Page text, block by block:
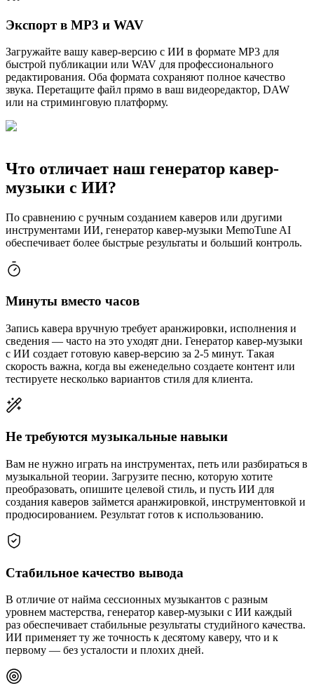
Экспорт в MP3 и WAV
Загружайте вашу кавер-версию с ИИ в формате MP3 для
быстрой публикации или WAV для профессионального
редактирования. Оба формата сохраняют полное качество
звука. Перетащите файл прямо в ваш видеоредактор, DAW
или на стриминговую платформу.
Что отличает наш генератор кавер-
музыки с ИИ?
По сравнению с ручным созданием каверов или другими
инструментами ИИ, генератор кавер-музыки MemoTune AI
обеспечивает более быстрые результаты и больший контроль.
Минуты вместо часов
Запись кавера вручную требует аранжировки, исполнения и
сведения — часто на это уходят дни. Генератор кавер-музыки
с ИИ создает готовую кавер-версию за 2-5 минут. Такая
скорость важна, когда вы еженедельно создаете контент или
тестируете несколько вариантов стиля для клиента.
Не требуются музыкальные навыки
Вам не нужно играть на инструментах, петь или разбираться в
музыкальной теории. Загрузите песню, которую хотите
преобразовать, опишите целевой стиль, и пусть ИИ для
создания каверов займется аранжировкой, инструментовкой и
продюсированием. Результат готов к использованию.
Стабильное качество вывода
В отличие от найма сессионных музыкантов с разным
уровнем мастерства, генератор кавер-музыки с ИИ каждый
раз обеспечивает стабильные результаты студийного качества.
ИИ применяет ту же точность к десятому каверу, что и к
первому — без усталости и плохих дней.